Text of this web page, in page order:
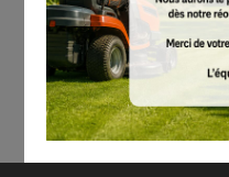
Embout à jet rond pour nettoyeur
focalisé en un point.
Contenu par